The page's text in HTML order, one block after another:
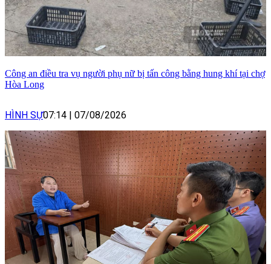
Công an điều tra vụ người phụ nữ bị tấn công bằng hung khí tại chợ
Hòa Long
HÌNH SỰ07:14 | 07/08/2026